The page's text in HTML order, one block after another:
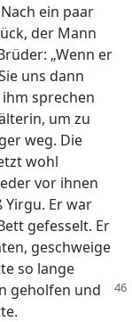
ein paar
der Mann
„Wenn er
uns dann
sprechen
um zu
weg. Die
wohl
vor ihnen
Yirgu. Er war
gefesselt. Er
geschweige
so lange
geholfen und